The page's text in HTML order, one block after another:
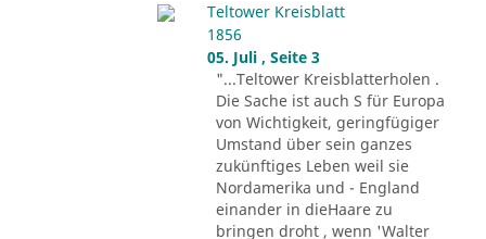
Teltower Kreisblatt
1856
05. Juli , Seite 3
"...Teltower Kreisblatterholen .
Die Sache ist auch S für Europa
von Wichtigkeit, geringfügiger
Umstand über sein ganzes
zukünftiges Leben weil sie
Nordamerika und - England
einander in dieHaare zu
bringen droht , wenn 'Walter